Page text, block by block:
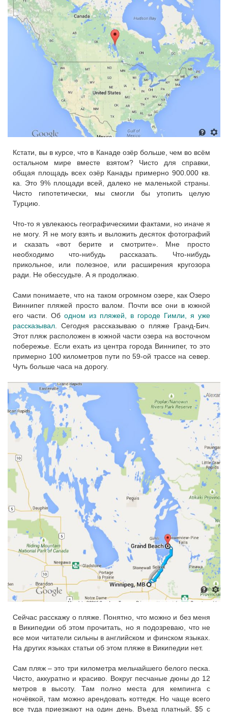
Кстати, вы в курсе, что в Канаде озёр больше, чем во всём
остальном мире вместе взятом? Чисто для справки,
общая площадь всех озёр Канады примерно 900.000 кв.
ка. Это 9% площади всей, далеко не маленькой страны.
Чисто гипотетически, мы смогли бы утопить целую
Турцию.
Что-то я увлекаюсь географическими фактами, но иначе я
не могу. Я не могу взять и выложить десяток фотографий
и сказать «вот берите и смотрите». Мне просто
необходимо что-нибудь рассказать. Что-нибудь
прикольное, или полезное, или расширения кругозора
ради. Не обессудьте. А я продолжаю.
Сами понимаете, что на таком огромном озере, как Озеро
Виннипег пляжей просто валом. Почти все они в южной
его части. Об одном из пляжей, в городе Гимли, я уже
рассказывал. Сегодня рассказываю о пляже Гранд-Бич.
Этот пляж расположен в южной части озера на восточном
побережье. Если ехать из центра города Виннипег, то это
примерно 100 километров пути по 59-ой трассе на север.
Чуть больше часа на дорогу.
Сейчас расскажу о пляже. Понятно, что можно и без меня
в Википедии об этом прочитать, но я подозреваю, что не
все мои читатели сильны в английском и финском языках.
На других языках статьи об этом пляже в Википедии нет.
Сам пляж – это три километра мельчайшего белого песка.
Чисто, аккуратно и красиво. Вокруг песчаные дюны до 12
метров в высоту. Там полно места для кемпинга с
ночёвкой, там можно арендовать коттедж. Но чаще всего
все туда приезжают на один день. Въезд платный, $5 с